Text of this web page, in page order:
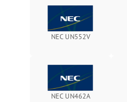
NEC UN552V
NEC UN462A